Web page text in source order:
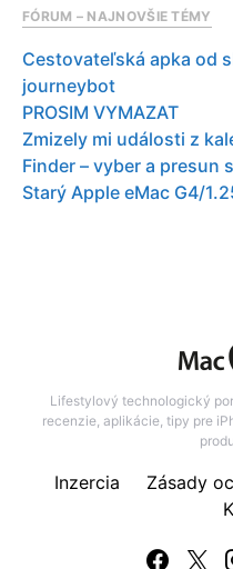
FÓRUM – NAJNOVŠIE TÉMY
Cestovateľská apka od
journeybot
PROSIM VYMAZAT
Zmizely mi události z
Finder – vyber a presun
Starý Apple eMac G4/
Lifestylový technologický
recenzie, aplikácie, tipy pre
Inzercia
Zásady